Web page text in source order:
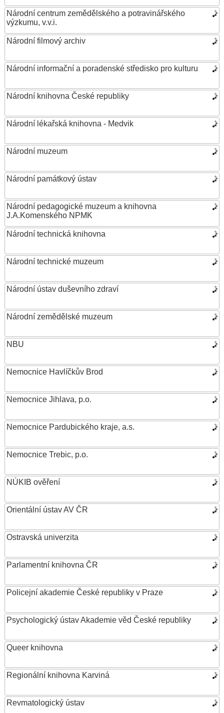
Národní centrum zemědělského a potravinářského
výzkumu, v.v.i.
Národní filmový archiv
Národní informační a poradenské středisko pro kulturu
Národní knihovna České republiky
Národní lékařská knihovna - Medvik
Národní muzeum
Národní památkový ústav
Národní pedagogické muzeum a knihovna
J.A.Komenského NPMK
Národní technická knihovna
Národní technické muzeum
Národní ústav duševního zdraví
Národní zemědělské muzeum
NBU
Nemocnice Havlíčkův Brod
Nemocnice Jihlava, p.o.
Nemocnice Pardubického kraje, a.s.
Nemocnice Trebic, p.o.
NÚKIB ověření
Orientální ústav AV ČR
Ostravská univerzita
Parlamentní knihovna ČR
Policejní akademie České republiky v Praze
Psychologický ústav Akademie věd České republiky
Queer knihovna
Regionální knihovna Karviná
Revmatologický ústav